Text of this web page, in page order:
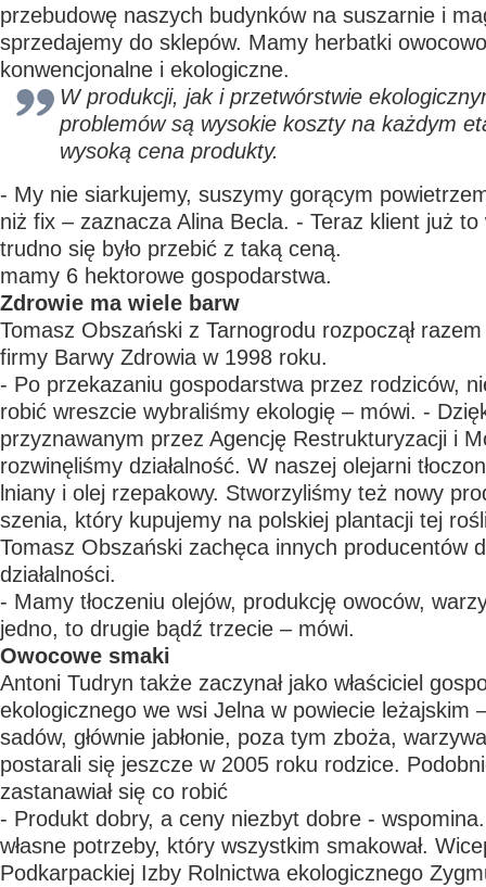
przebudowę naszych budynków na suszarnie i
sprzedajemy do sklepów. Mamy herbatki
konwencjonalne i ekologiczne.
W produkcji, jak i przetwórstwie
problemów są wysokie koszty na każdym
wysoką cena produkty.
- My nie siarkujemy, suszymy gorącym
niż fix – zaznacza Alina Becla. - Teraz klient już
trudno się było przebić z taką ceną.
mamy 6 hektorowe gospodarstwa.
Zdrowie ma wiele barw
Tomasz Obszański z Tarnogrodu rozpoczął
firmy Barwy Zdrowia w 1998 roku.
- Po przekazaniu gospodarstwa przez rodziców,
robić wreszcie wybraliśmy ekologię – mówi. -
przyznawanym przez Agencję Restrukturyzacji i
rozwinęliśmy działalność. W naszej olejarni
lniany i olej rzepakowy. Stworzyliśmy też nowy
szenia, który kupujemy na polskiej plantacji tej
Tomasz Obszański zachęca innych producentów
działalności.
- Mamy tłoczeniu olejów, produkcję owoców,
jedno, to drugie bądź trzecie – mówi.
Owocowe smaki
Antoni Tudryn także zaczynał jako właściciel
ekologicznego we wsi Jelna w powiecie leżajskim
sadów, głównie jabłonie, poza tym zboża,
postarali się jeszcze w 2005 roku rodzice.
zastanawiał się co robić
- Produkt dobry, a ceny niezbyt dobre -
własne potrzeby, który wszystkim smakował.
Podkarpackiej Izby Rolnictwa ekologicznego